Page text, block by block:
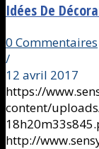
Idées De
0 Commentaires
/
12 avril 2017
https://
content/
http://